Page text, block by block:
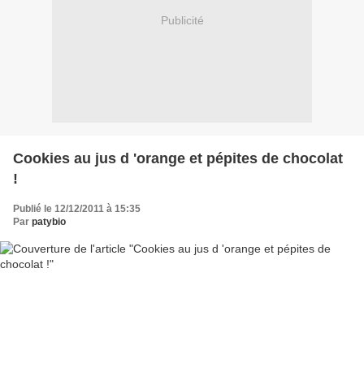
Publicité
Cookies au jus d 'orange et pépites de chocolat
!
Publié le 12/12/2011 à 15:35
Par patybio